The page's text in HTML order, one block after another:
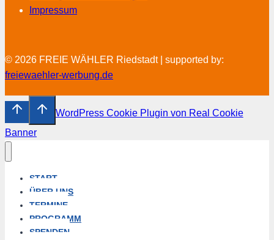
Impressum
© 2026 FREIE WÄHLER Riedstadt | supported by:
freiewaehler-werbung.de
WordPress Cookie Plugin von Real Cookie
Banner
START
ÜBER UNS
TERMINE
PROGRAMM
SPENDEN